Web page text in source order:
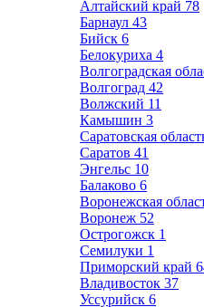
Алтайский край 78
Барнаул 43
Бийск 6
Белокуриха 4
Волгоградская
Волгоград 42
Волжский 11
Камышин 3
Саратовская
Саратов 41
Энгельс 10
Балаково 6
Воронежская
Воронеж 52
Острогожск 1
Семилуки 1
Приморский край
Владивосток 37
Уссурийск 6